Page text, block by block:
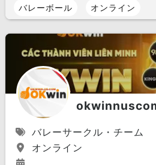
バレーボール オンライン
バレーサークル・チーム
オンライン